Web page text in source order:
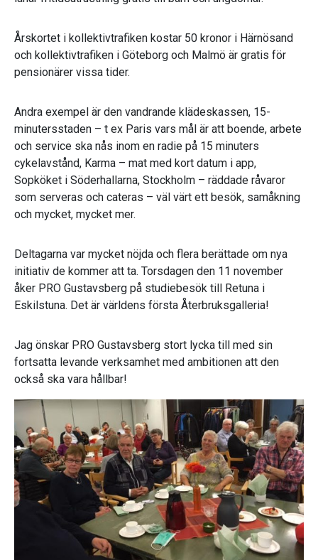
Årskortet i kollektivtrafiken kostar 50 kronor i Härnösand
och kollektivtrafiken i Göteborg och Malmö är gratis för
pensionärer vissa tider.
Andra exempel är den vandrande klädeskassen, 15-
minutersstaden – t ex Paris vars mål är att boende, arbete
och service ska nås inom en radie på 15 minuters
cykelavstånd, Karma – mat med kort datum i app,
Sopköket i Söderhallarna, Stockholm – räddade råvaror
som serveras och cateras – väl värt ett besök, samåkning
och mycket, mycket mer.
Deltagarna var mycket nöjda och flera berättade om nya
initiativ de kommer att ta. Torsdagen den 11 november
åker PRO Gustavsberg på studiebesök till Retuna i
Eskilstuna. Det är världens första Återbruksgalleria!
Jag önskar PRO Gustavsberg stort lycka till med sin
fortsatta levande verksamhet med ambitionen att den
också ska vara hållbar!